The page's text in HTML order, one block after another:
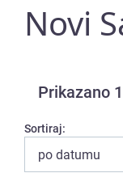
Novi
Prikazano
Sortiraj:
po datumu